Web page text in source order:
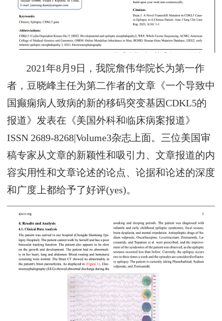
2021年8月9日，我院詹伟华院长为第一作
者，豆晓峰主任为第二作者的文章《一个导致中
国癫痫病人致病的新的移码突变基因CDKL5的
报道》发表在《美国外科和临床病案报道》
ISSN 2689-8268|Volume3杂志上面。三位美国审
稿专家从文章的新颖性和吸引力、文章报道的内
容实用性和文章论述的论点、论据和论述的深度
和广度上都给予了好评(yes)。